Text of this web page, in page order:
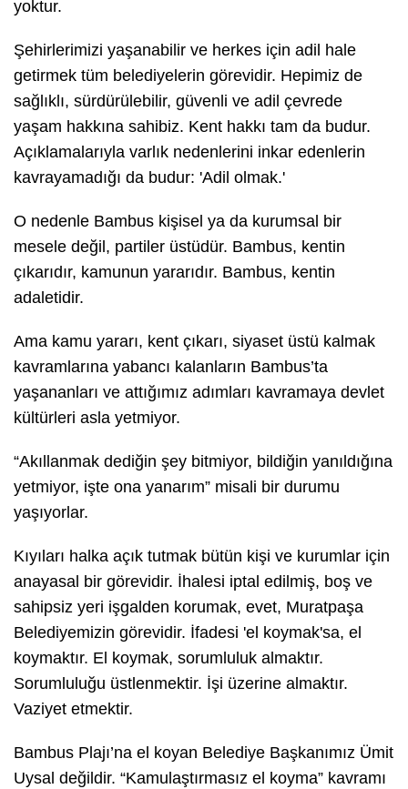
yoktur.
Şehirlerimizi yaşanabilir ve herkes için adil hale
getirmek tüm belediyelerin görevidir. Hepimiz de
sağlıklı, sürdürülebilir, güvenli ve adil çevrede
yaşam hakkına sahibiz. Kent hakkı tam da budur.
Açıklamalarıyla varlık nedenlerini inkar edenlerin
kavrayamadığı da budur: 'Adil olmak.'
O nedenle Bambus kişisel ya da kurumsal bir
mesele değil, partiler üstüdür. Bambus, kentin
çıkarıdır, kamunun yararıdır. Bambus, kentin
adaletidir.
Ama kamu yararı, kent çıkarı, siyaset üstü kalmak
kavramlarına yabancı kalanların Bambus’ta
yaşananları ve attığımız adımları kavramaya devlet
kültürleri asla yetmiyor.
“Akıllanmak dediğin şey bitmiyor, bildiğin yanıldığına
yetmiyor, işte ona yanarım” misali bir durumu
yaşıyorlar.
Kıyıları halka açık tutmak bütün kişi ve kurumlar için
anayasal bir görevidir. İhalesi iptal edilmiş, boş ve
sahipsiz yeri işgalden korumak, evet, Muratpaşa
Belediyemizin görevidir. İfadesi 'el koymak'sa, el
koymaktır. El koymak, sorumluluk almaktır.
Sorumluluğu üstlenmektir. İşi üzerine almaktır.
Vaziyet etmektir.
Bambus Plajı’na el koyan Belediye Başkanımız Ümit
Uysal değildir. “Kamulaştırmasız el koyma” kavramı